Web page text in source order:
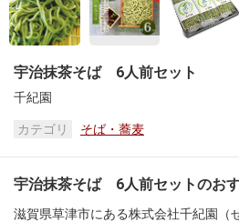
宇治抹茶そば 6人前セット
千紀園
カテゴリ そば・蕎麦
宇治抹茶そば 6人前セットのお
滋賀県草津市にある株式会社千紀園（